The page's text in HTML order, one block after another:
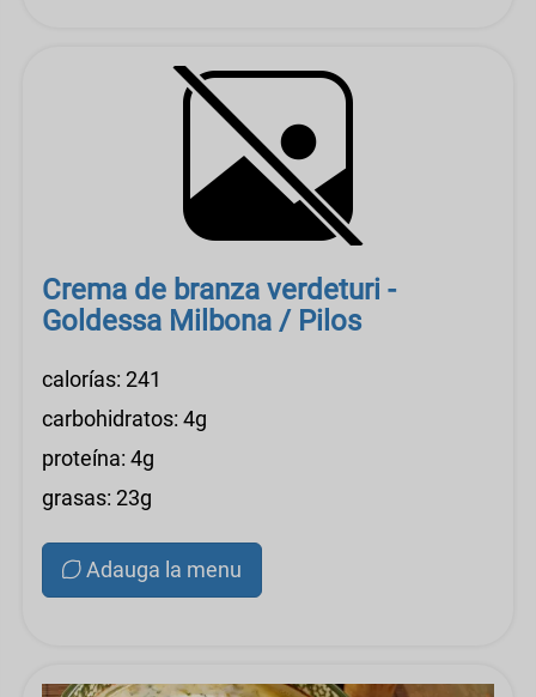
Crema de branza verdeturi -
Goldessa Milbona / Pilos
calorías: 241
carbohidratos: 4g
proteína: 4g
grasas: 23g
Adauga la menu